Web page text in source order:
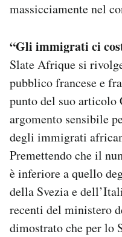
massicciamente nel
“Gli immigrati ci
Slate Afrique si
pubblico francese e
punto del suo
argomento sensibile
degli immigrati
Premettendo che il
è inferiore a quello
della Svezia e
recenti del ministero
dimostrato che per lo